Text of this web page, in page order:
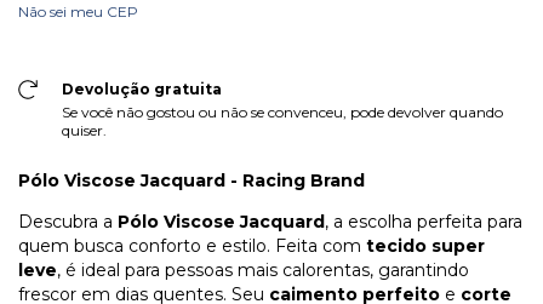
Não sei meu CEP
Devolução gratuita
Se você não gostou ou não se convenceu, pode devolver quando
quiser.
Pólo Viscose Jacquard - Racing Brand
Descubra a Pólo Viscose Jacquard, a escolha perfeita para
quem busca conforto e estilo. Feita com tecido super
leve, é ideal para pessoas mais calorentas, garantindo
frescor em dias quentes. Seu caimento perfeito e corte